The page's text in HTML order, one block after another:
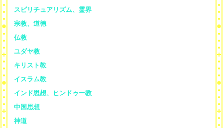
スピリチュアリズム、霊界
宗教、道徳
仏教
ユダヤ教
キリスト教
イスラム教
インド思想、ヒンドゥー教
中国思想
神道